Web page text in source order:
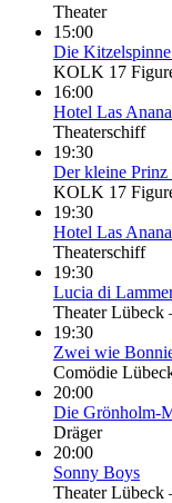
Theater
15:00
Die
KOLK 17
16:00
Hotel Las
Theaterschiff
19:30
Der kleine Prinz
KOLK 17
19:30
Hotel Las
Theaterschiff
19:30
Lucia di
Theater Lübeck
19:30
Zwei wie
Comödie
20:00
Die Grönholm-
Dräger
20:00
Sonny Boys
Theater Lübeck